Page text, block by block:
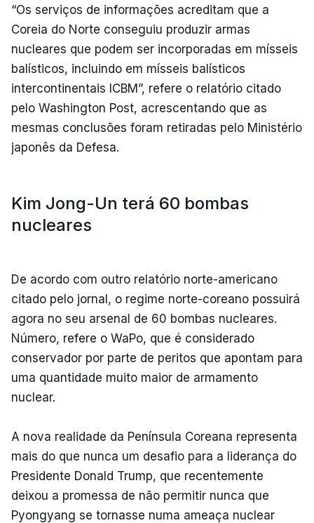
“Os serviços de informações acreditam que a
Coreia do Norte conseguiu produzir armas
nucleares que podem ser incorporadas em mísseis
balísticos, incluindo em mísseis balísticos
intercontinentais ICBM”, refere o relatório citado
pelo Washington Post, acrescentando que as
mesmas conclusões foram retiradas pelo Ministério
japonês da Defesa.
Kim Jong-Un terá 60 bombas
nucleares
De acordo com outro relatório norte-americano
citado pelo jornal, o regime norte-coreano possuirá
agora no seu arsenal de 60 bombas nucleares.
Número, refere o WaPo, que é considerado
conservador por parte de peritos que apontam para
uma quantidade muito maior de armamento
nuclear.
A nova realidade da Península Coreana representa
mais do que nunca um desafio para a liderança do
Presidente Donald Trump, que recentemente
deixou a promessa de não permitir nunca que
Pyongyang se tornasse numa ameaça nuclear